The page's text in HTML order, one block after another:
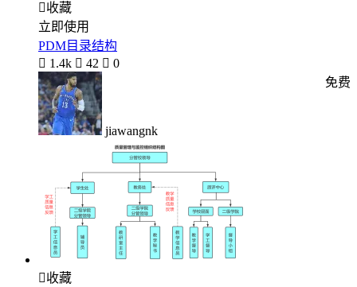
收藏
立即使用
PDM目录结构
 1.4k  42  0
jiawangnk
免费
收藏